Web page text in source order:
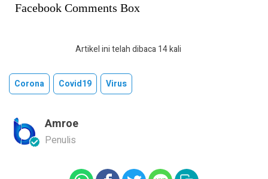
Facebook Comments Box
Artikel ini telah dibaca 14 kali
Corona Covid19 Virus
Amroe
Penulis